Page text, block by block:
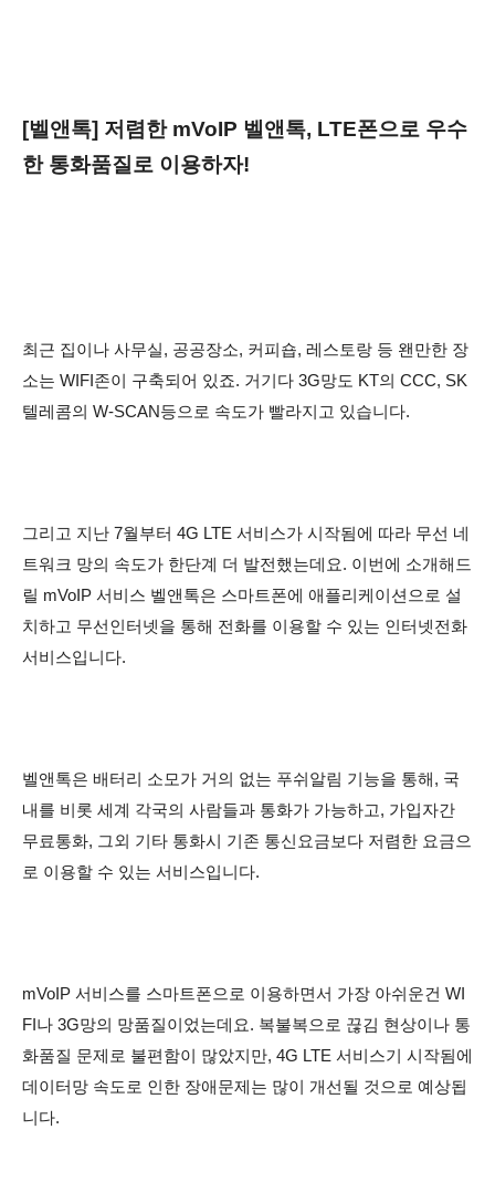
[벨앤톡] 저렴한 mVoIP 벨앤톡, LTE폰으로 우수
한 통화품질로 이용하자!
최근 집이나 사무실, 공공장소, 커피숍, 레스토랑 등 왠만한 장
소는 WIFI존이 구축되어 있죠. 거기다 3G망도 KT의 CCC, SK
텔레콤의 W-SCAN등으로 속도가 빨라지고 있습니다.
그리고 지난 7월부터 4G LTE 서비스가 시작됨에 따라 무선 네
트워크 망의 속도가 한단계 더 발전했는데요. 이번에 소개해드
릴 mVoIP 서비스 벨앤톡은 스마트폰에 애플리케이션으로 설
치하고 무선인터넷을 통해 전화를 이용할 수 있는 인터넷전화
서비스입니다.
벨앤톡은 배터리 소모가 거의 없는 푸쉬알림 기능을 통해, 국
내를 비롯 세계 각국의 사람들과 통화가 가능하고, 가입자간
무료통화, 그외 기타 통화시 기존 통신요금보다 저렴한 요금으
로 이용할 수 있는 서비스입니다.
mVoIP 서비스를 스마트폰으로 이용하면서 가장 아쉬운건 WI
FI나 3G망의 망품질이었는데요. 복불복으로 끊김 현상이나 통
화품질 문제로 불편함이 많았지만, 4G LTE 서비스기 시작됨에
데이터망 속도로 인한 장애문제는 많이 개선될 것으로 예상됩
니다.